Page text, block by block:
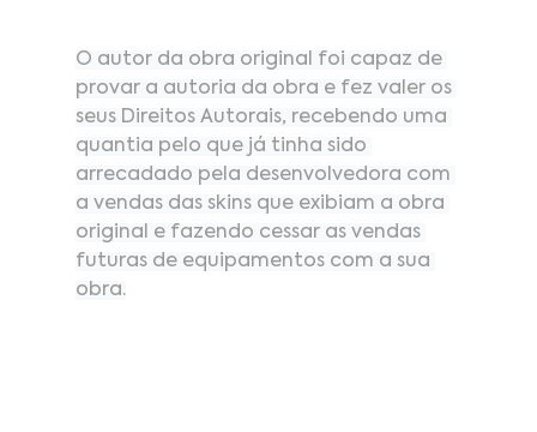
O autor da obra original foi capaz de
provar a autoria da obra e fez valer os
seus Direitos Autorais, recebendo uma
quantia pelo que já tinha sido
arrecadado pela desenvolvedora com
a vendas das skins que exibiam a obra
original e fazendo cessar as vendas
futuras de equipamentos com a sua
obra.